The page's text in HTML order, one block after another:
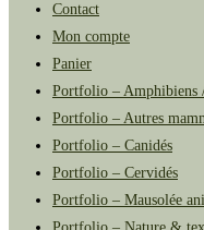
Contact
Mon compte
Panier
Portfolio – Amphibiens
Portfolio – Autres
Portfolio – Canidés
Portfolio – Cervidés
Portfolio – Mausolée